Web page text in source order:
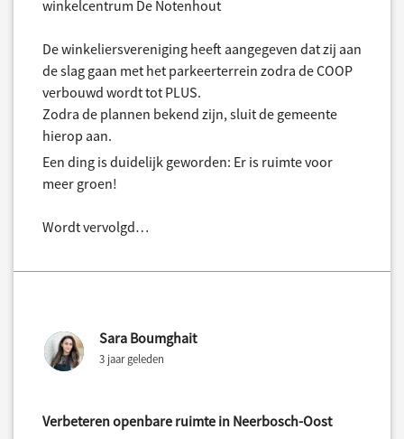
winkelcentrum De Notenhout
De winkeliersvereniging heeft aangegeven dat zij aan
de slag gaan met het parkeerterrein zodra de COOP
verbouwd wordt tot PLUS.
Zodra de plannen bekend zijn, sluit de gemeente
hierop aan.
Een ding is duidelijk geworden: Er is ruimte voor
meer groen!
Wordt vervolgd…
Sara Boumghait
3 jaar geleden
Verbeteren openbare ruimte in Neerbosch-Oost